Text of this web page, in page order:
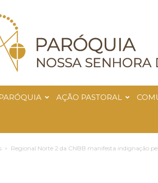
AÇÃO PASTORAL
Regional Norte 2 da CNBB manifesta indignação